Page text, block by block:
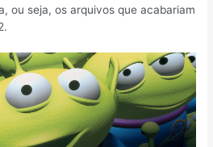
ou seja, os arquivos que acabariam